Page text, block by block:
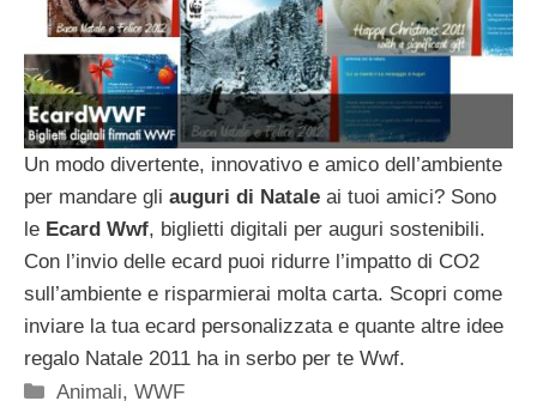
Un modo divertente, innovativo e amico dell’ambiente
per mandare gli auguri di Natale ai tuoi amici? Sono
le Ecard Wwf, biglietti digitali per auguri sostenibili.
Con l’invio delle ecard puoi ridurre l’impatto di CO2
sull’ambiente e risparmierai molta carta. Scopri come
inviare la tua ecard personalizzata e quante altre idee
regalo Natale 2011 ha in serbo per te Wwf.
Categorie
Animali,WWF